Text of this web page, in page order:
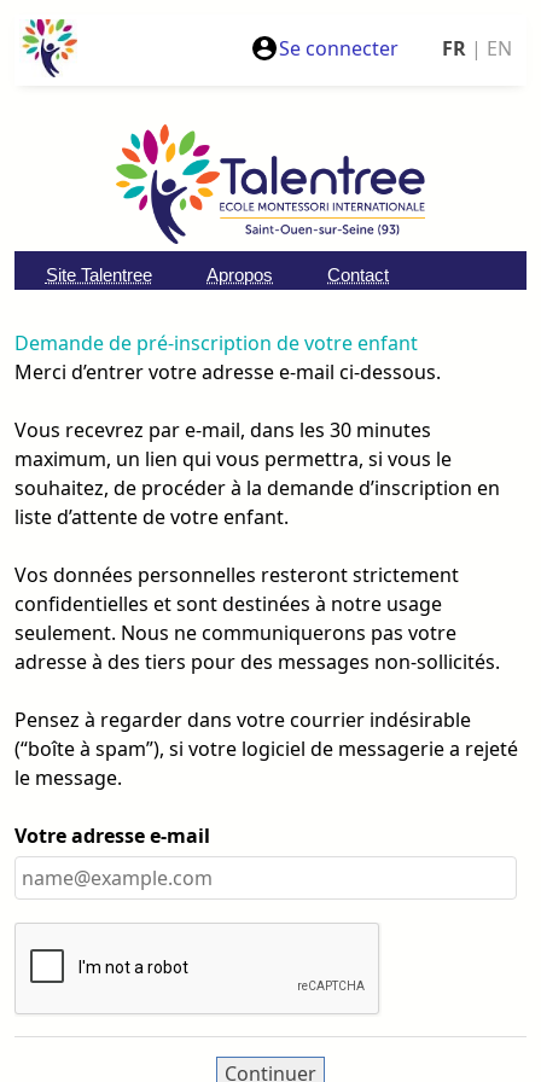
FR | EN
Se connecter
Site Talentree Apropos Contact
Demande de pré-inscription de votre enfant
Merci d’entrer votre adresse e-mail ci-dessous.
Vous recevrez par e-mail, dans les 30 minutes
maximum, un lien qui vous permettra, si vous le
souhaitez, de procéder à la demande d’inscription en
liste d’attente de votre enfant.
Vos données personnelles resteront strictement
confidentielles et sont destinées à notre usage
seulement. Nous ne communiquerons pas votre
adresse à des tiers pour des messages non-sollicités.
Pensez à regarder dans votre courrier indésirable
(“boîte à spam”), si votre logiciel de messagerie a rejeté
le message.
Votre adresse e-mail